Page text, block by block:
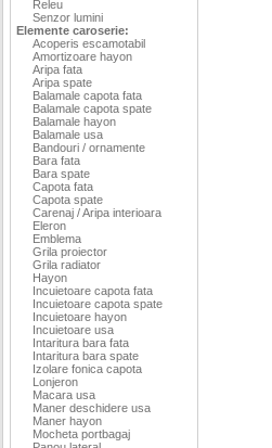
Releu
Senzor lumini
Elemente caroserie:
Acoperis escamotabil
Amortizoare hayon
Aripa fata
Aripa spate
Balamale capota fata
Balamale capota spate
Balamale hayon
Balamale usa
Bandouri / ornamente
Bara fata
Bara spate
Capota fata
Capota spate
Carenaj / Aripa interioara
Eleron
Emblema
Grila proiector
Grila radiator
Hayon
Incuietoare capota fata
Incuietoare capota spate
Incuietoare hayon
Incuietoare usa
Intaritura bara fata
Intaritura bara spate
Izolare fonica capota
Lonjeron
Macara usa
Maner deschidere usa
Maner hayon
Mocheta portbagaj